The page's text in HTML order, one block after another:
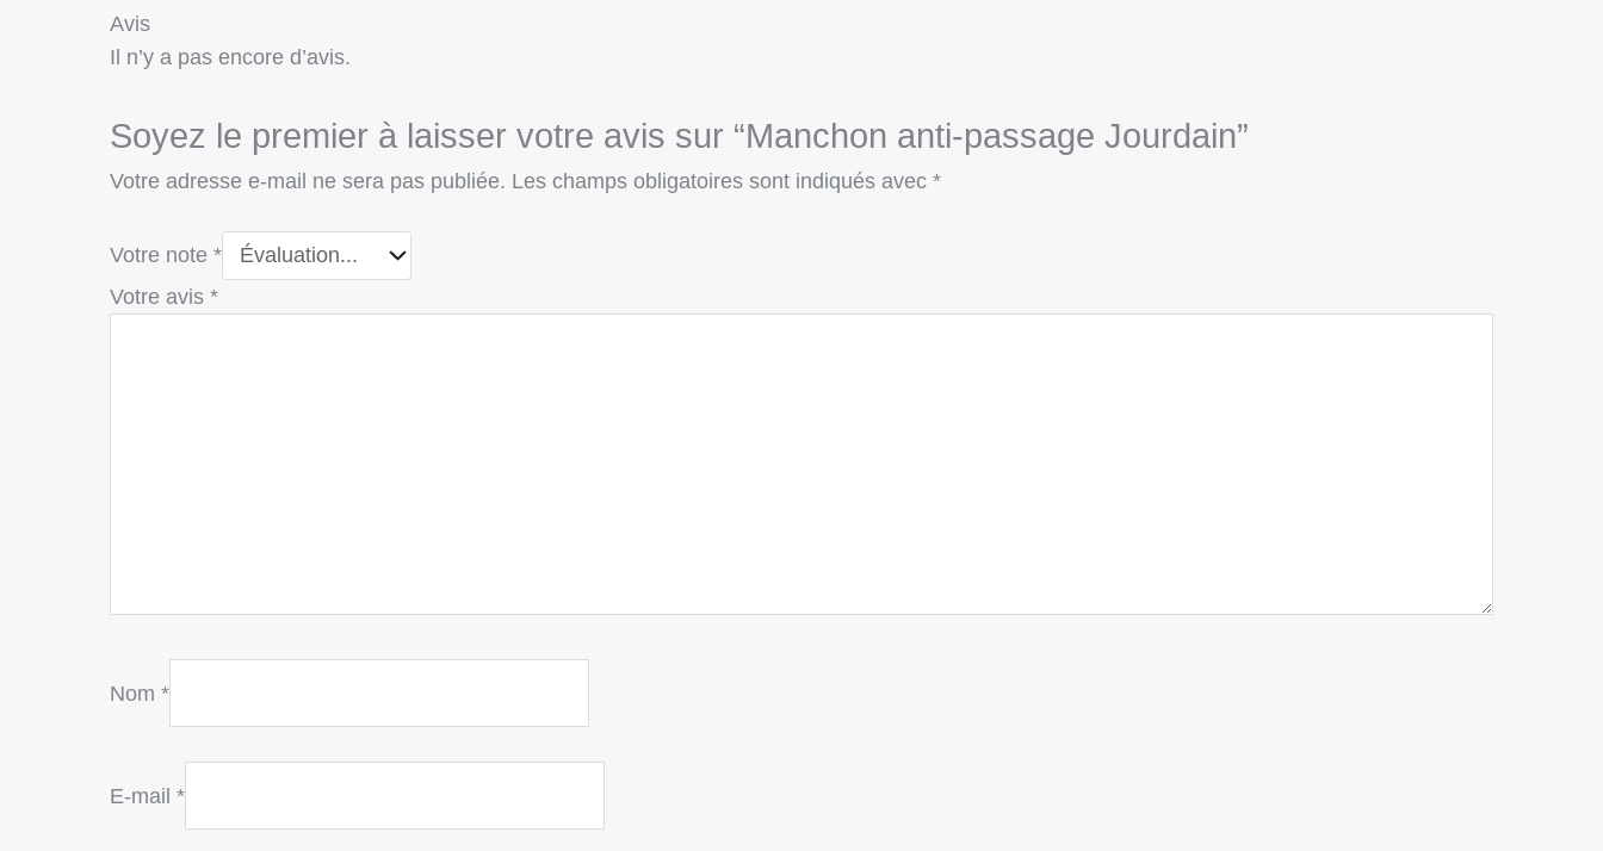
Avis
Il n’y a pas encore d’avis.
Soyez le premier à laisser votre avis sur “Manchon anti-passage Jourdain”
Votre adresse e-mail ne sera pas publiée. Les champs obligatoires sont indiqués avec *
Votre note *
Votre avis *
Nom *
E-mail *